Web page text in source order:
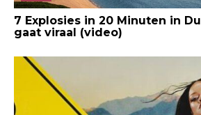
7 Explosies in 20 Minuten in
gaat viraal (video)